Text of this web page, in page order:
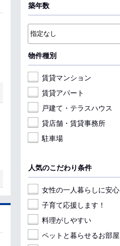
築年数
物件種別
賃貸マンション
賃貸アパート
戸建て・テラスハウス
貸店舗・賃貸事務所
駐車場
人気のこだわり条件
女性の一人暮らしに安心
子育て応援します！
料理がしやすい
ペットと暮らせるお部屋